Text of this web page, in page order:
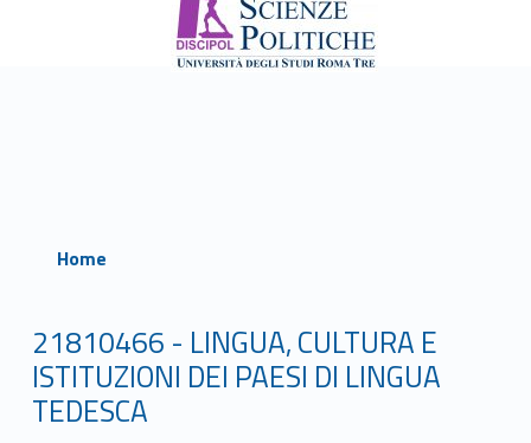
Home
21810466 - LINGUA, CULTURA E
ISTITUZIONI DEI PAESI DI LINGUA
TEDESCA